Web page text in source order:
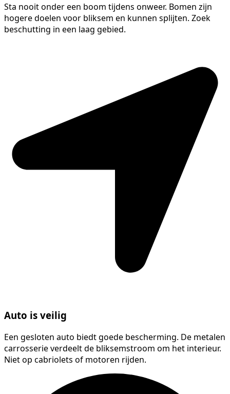
Sta nooit onder een boom tijdens onweer. Bomen zijn
hogere doelen voor bliksem en kunnen splijten. Zoek
beschutting in een laag gebied.
Auto is veilig
Een gesloten auto biedt goede bescherming. De metalen
carrosserie verdeelt de bliksemstroom om het interieur.
Niet op cabriolets of motoren rijden.